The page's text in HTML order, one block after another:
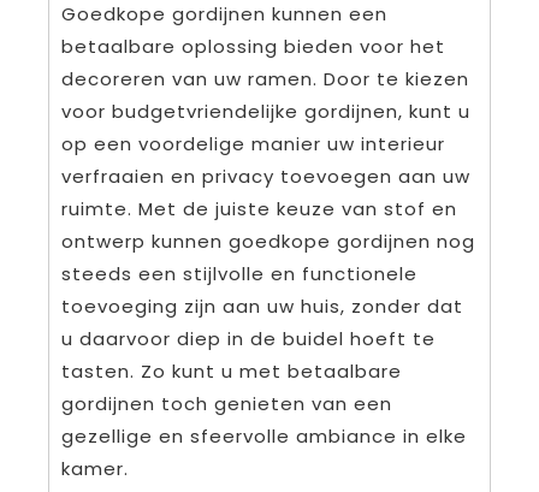
Goedkope gordijnen kunnen een
betaalbare oplossing bieden voor het
decoreren van uw ramen. Door te kiezen
voor budgetvriendelijke gordijnen, kunt u
op een voordelige manier uw interieur
verfraaien en privacy toevoegen aan uw
ruimte. Met de juiste keuze van stof en
ontwerp kunnen goedkope gordijnen nog
steeds een stijlvolle en functionele
toevoeging zijn aan uw huis, zonder dat
u daarvoor diep in de buidel hoeft te
tasten. Zo kunt u met betaalbare
gordijnen toch genieten van een
gezellige en sfeervolle ambiance in elke
kamer.